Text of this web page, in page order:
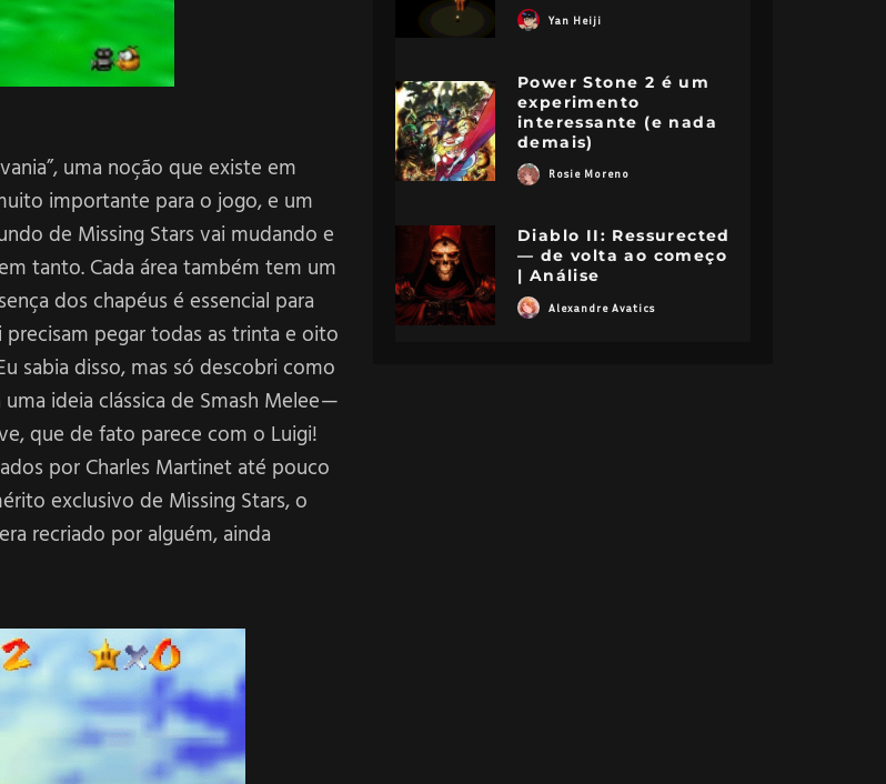
uma noção que existe em
importante para o jogo, e um
de Missing Stars vai mudando e
tanto. Cada área também tem um
dos chapéus é essencial para
pegar todas as trinta e oito
sabia disso, mas só descobri como
ideia clássica de Smash Melee —
que de fato parece com o Luigi!
por Charles Martinet até pouco
exclusivo de Missing Stars, o
recriado por alguém, ainda
Yan Heiji
Power Stone 2 é um
experimento
interessante (e nada
demais)
Rosie Moreno
Diablo II: Ressurected
— de volta ao começo
| Análise
Alexandre Avatics